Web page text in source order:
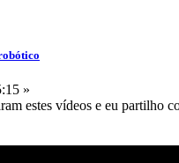
»
estes vídeos e eu partilho